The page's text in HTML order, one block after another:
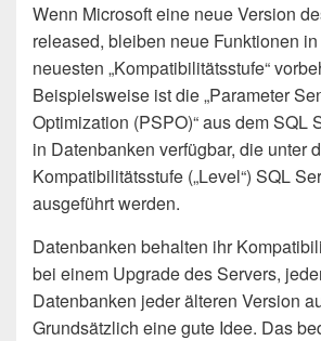
Wenn Microsoft eine neue Version
released, bleiben neue Funktionen
neuesten „Kompatibilitätsstufe“
Beispielsweise ist die „Parameter
Optimization (PSPO)“ aus dem SQL
in Datenbanken verfügbar, die unter
Kompatibilitätsstufe („Level“) SQL
ausgeführt werden.
Datenbanken behalten ihr
bei einem Upgrade des Servers,
Datenbanken jeder älteren Version
Grundsätzlich eine gute Idee. Das